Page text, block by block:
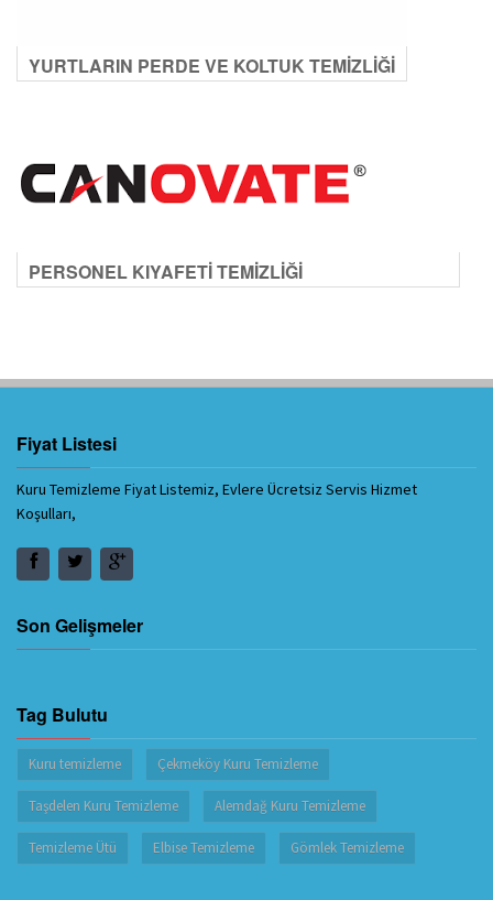
YURTLARIN PERDE VE KOLTUK TEMİZLİĞİ
PERSONEL KIYAFETİ TEMİZLİĞİ
Fiyat Listesi
Kuru Temizleme Fiyat Listemiz, Evlere Ücretsiz Servis Hizmet
Koşulları,
Son Gelişmeler
Tag Bulutu
Kuru temizleme Çekmeköy Kuru Temizleme
Taşdelen Kuru Temizleme Alemdağ Kuru Temizleme
Temizleme Ütü Elbise Temizleme Gömlek Temizleme